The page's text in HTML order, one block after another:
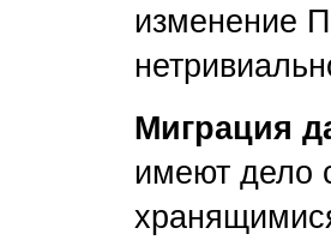
изменение
Миграция
имеют дело